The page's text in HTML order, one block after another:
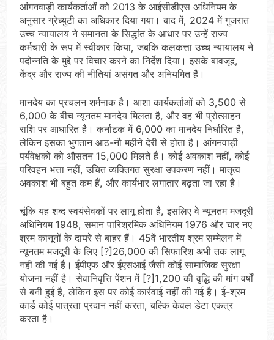
आंगनवाड़ी कार्यकर्ताओं को 2013 के आईसीडीएस अधिनियम के
अनुसार ग्रेच्युटी का अधिकार दिया गया। बाद में, 2024 में गुजरात
उच्च न्यायालय ने समानता के सिद्धांत के आधार पर उन्हें राज्य
कर्मचारी के रूप में स्वीकार किया, जबकि कलकत्ता उच्च न्यायालय ने
पदोन्नति के मुद्दे पर विचार करने का निर्देश दिया। इसके बावजूद,
केंद्र और राज्य की नीतियां असंगत और अनियमित हैं।
मानदेय का प्रचलन शर्मनाक है। आशा कार्यकर्ताओं को 3,500 से
6,000 के बीच न्यूनतम मानदेय मिलता है, और वह भी प्रोत्साहन
राशि पर आधारित है। कर्नाटक में 6,000 का मानदेय निर्धारित है,
लेकिन इसका भुगतान आठ-नौ महीने देरी से होता है। आंगनवाड़ी
पर्यवेक्षकों को औसतन 15,000 मिलते हैं। कोई अवकाश नहीं, कोई
परिवहन भत्ता नहीं, उचित व्यक्तिगत सुरक्षा उपकरण नहीं। मातृत्व
अवकाश भी बहुत कम हैं, और कार्यभार लगातार बढ़ता जा रहा है।
चूंकि यह शब्द स्वयंसेवकों पर लागू होता है, इसलिए वे न्यूनतम मजदूरी
अधिनियम 1948, समान पारिश्रमिक अधिनियम 1976 और चार नए
श्रम कानूनों के दायरे से बाहर हैं। 45वें भारतीय श्रम सम्मेलन में
न्यूनतम मजदूरी के लिए [?]26,000 की सिफारिश अभी तक लागू
नहीं की गई है। ईपीएफ और ईएसआई जैसी कोई सामाजिक सुरक्षा
योजना नहीं है। सेवानिवृत्ति पेंशन में [?]1,200 की वृद्धि की मांग वर्षों
से बनी हुई है, लेकिन इस पर कोई कार्रवाई नहीं की गई है। ई-श्रम
कार्ड कोई पात्रता प्रदान नहीं करता, बल्कि केवल डेटा एकत्र
करता है।